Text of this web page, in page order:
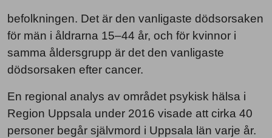
befolkningen. Det är den vanligaste dödsorsaken
för män i åldrarna 15–44 år, och för kvinnor i
samma åldersgrupp är det den vanligaste
dödsorsaken efter cancer.
En regional analys av området psykisk hälsa i
Region Uppsala under 2016 visade att cirka 40
personer begår självmord i Uppsala län varje år.